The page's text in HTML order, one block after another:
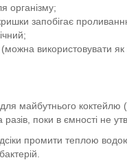
організму;
запобігає
використовувати
майбутнього
разів, поки в ємності
промити теплою